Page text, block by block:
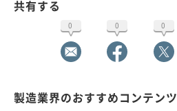
共有する
0 0 0
製造業界のおすすめコンテンツ